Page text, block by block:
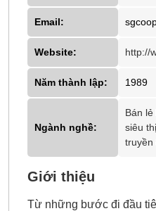
Email:
Website: http://
Năm thành lập: 1989
Ngành nghề:
Bán
siêu
truyền
Giới thiệu
Từ những bước đi đầu